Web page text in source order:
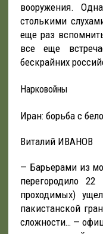
вооружения.
столькими
еще раз
все еще
бескрайних
Нарковойны
Иран: борьба с
Виталий ИВАНОВ
— Барьерами из
перегородило
проходимых)
пакистанской
сложности… —